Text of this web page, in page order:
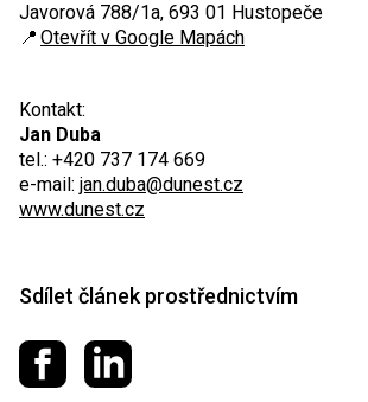
Javorová 788/1a, 693 01 Hustopeče
📍 Otevřít v Google Mapách
Kontakt:
Jan Duba
tel.: +420 737 174 669
e-mail: jan.duba@dunest.cz
www.dunest.cz
Sdílet článek prostřednictvím
Sdílet na Facebooku
Sdílet na LinkedIn